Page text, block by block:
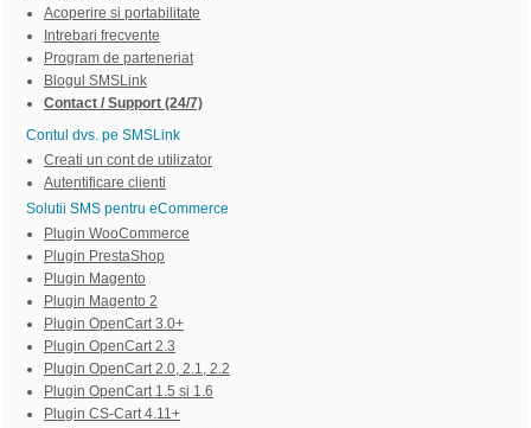
Acoperire si portabilitate
Intrebari frecvente
Program de parteneriat
Blogul SMSLink
Contact / Support (24/7)
Contul dvs. pe SMSLink
Creati un cont de utilizator
Autentificare clienti
Solutii SMS pentru eCommerce
Plugin WooCommerce
Plugin PrestaShop
Plugin Magento
Plugin Magento 2
Plugin OpenCart 3.0+
Plugin OpenCart 2.3
Plugin OpenCart 2.0, 2.1, 2.2
Plugin OpenCart 1.5 si 1.6
Plugin CS-Cart 4.11+